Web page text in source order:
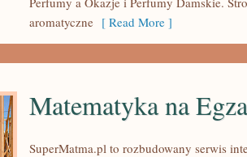
aromatyczne [ Read More ]
Matematyka na
SuperMatma.pl to rozbudowany serwis